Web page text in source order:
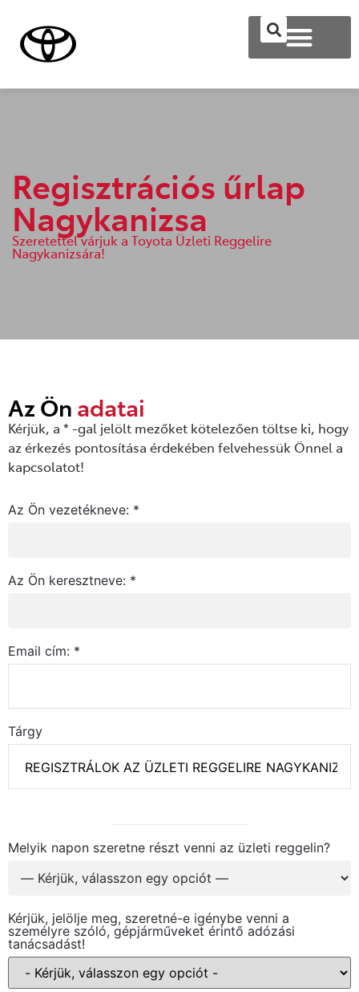
Regisztrációs űrlap
Nagykanizsa
Szeretettel várjuk a Toyota Üzleti Reggelire
Nagykanizsára!
Az Ön adatai
Kérjük, a * -gal jelölt mezőket kötelezően töltse ki, hogy
az érkezés pontosítása érdekében felvehessük Önnel a
kapcsolatot!
Az Ön vezetékneve: *
Az Ön keresztneve: *
Email cím: *
Tárgy
Melyik napon szeretne részt venni az üzleti reggelin?
Kérjük, jelölje meg, szeretné-e igénybe venni a
személyre szóló, gépjárműveket érintő adózási
tanácsadást!